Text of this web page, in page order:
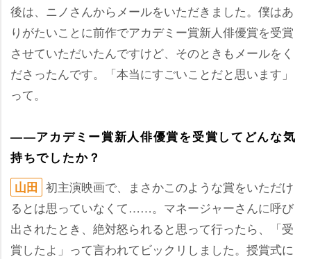
後は、ニノさんからメールをいただきました。僕はあ
りがたいことに前作でアカデミー賞新人俳優賞を受賞
させていただいたんですけど、そのときもメールをく
ださったんです。「本当にすごいことだと思います」
って。
――アカデミー賞新人俳優賞を受賞してどんな気
持ちでしたか？
山田 初主演映画で、まさかこのような賞をいただけ
るとは思っていなくて……。マネージャーさんに呼び
出されたとき、絶対怒られると思って行ったら、「受
賞したよ」って言われてビックリしました。授賞式に